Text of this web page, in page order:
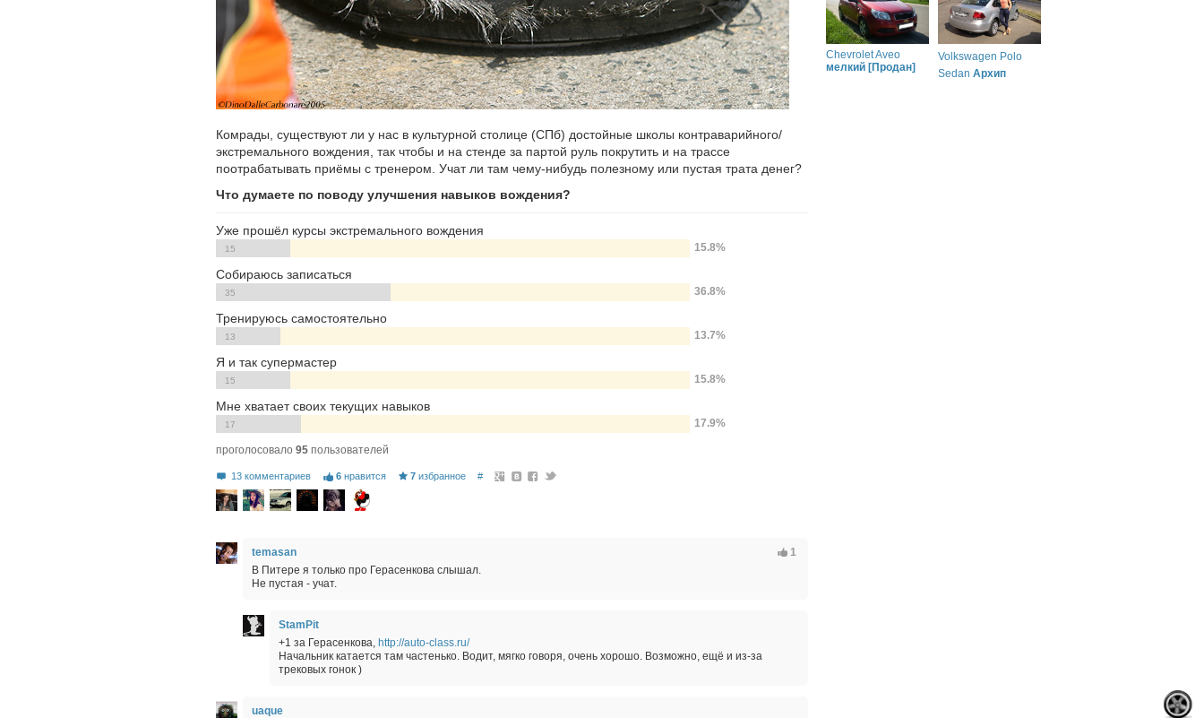
Chevrolet Aveo
мелкий [Продан]
Volkswagen Polo
Sedan Архип
Комрады, существуют ли у нас в культурной столице (СПб) достойные школы контраварийного/
экстремального вождения, так чтобы и на стенде за партой руль покрутить и на трассе
поотрабатывать приёмы с тренером. Учат ли там чему-нибудь полезному или пустая трата денег?
Что думаете по поводу улучшения навыков вождения?
Уже прошёл курсы экстремального вождения
15 15.8%
Собираюсь записаться
35 36.8%
Тренируюсь самостоятельно
13 13.7%
Я и так супермастер
15 15.8%
Мне хватает своих текущих навыков
17 17.9%
проголосовало 95 пользователей
13 комментариев 6 нравится 7 избранное #
1
temasan
В Питере я только про Герасенкова слышал.
Не пустая - учат.
StamPit
+1 за Герасенкова, http://auto-class.ru/
Начальник катается там частенько. Водит, мягко говоря, очень хорошо. Возможно, ещё и из-за
трековых гонок )
uaque